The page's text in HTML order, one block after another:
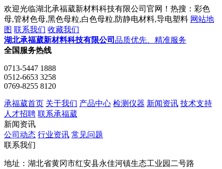
欢迎光临湖北承福葳新材料科技有限公司官网！热搜：彩色
母,管材色母,黑色母粒,白色母粒,防静电材料,导电塑料 网站地
图 联系我们 收藏我们
湖北承福葳新材料科技有限公司 品质优先、精准服务
全国服务热线
0713-5447 1888
0512-6653 3258
0769-8255 8120
承福葳首页 关于我们 产品中心 检测仪器 新闻资讯 技术支持
人才招聘 联系承福葳
新闻资讯
公司动态 行业资讯 常见问题
联系我们
地址：湖北省黄冈市红安县永佳河镇生态工业园二号路